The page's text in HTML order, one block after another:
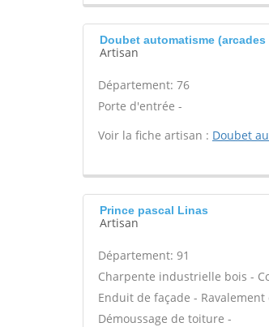
Doubet automatisme (arcades
Artisan
Département: 76
Porte d'entrée -
Voir la fiche artisan : Doubet
Prince pascal Linas
Artisan
Département: 91
Charpente industrielle bois -
Enduit de façade -
Démoussage de toiture -